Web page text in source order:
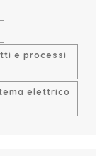
e processi
elettrico